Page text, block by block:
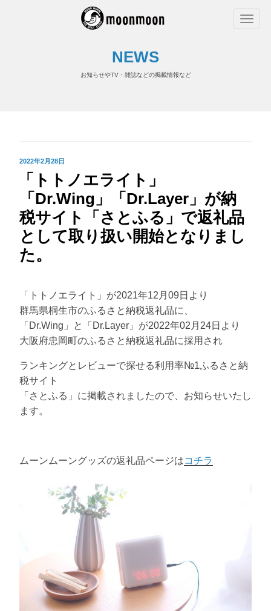
NEWS
お知らせやTV・雑誌などの掲載情報など
投
2022年2月28日
「トトノエライト」
「Dr.Wing」「Dr.Layer」が納
税サイト「さとふる」で返礼品
として取り扱い開始となりまし
た。
「トトノエライト」が2021年12月09日より
群馬県桐生市のふるさと納税返礼品に、
「Dr.Wing」と「Dr.Layer」が2022年02月24日より
大阪府忠岡町のふるさと納税返礼品に採用され
ランキングとレビューで探せる利用率№1ふるさと納
税サイト
「さとふる」に掲載されましたので、お知らせいたし
ます。
ムーンムーングッズの返礼品ページはコチラ